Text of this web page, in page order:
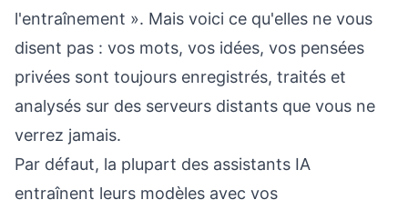
l'entraînement ». Mais voici ce qu'elles ne vous
disent pas : vos mots, vos idées, vos pensées
privées sont toujours enregistrés, traités et
analysés sur des serveurs distants que vous ne
verrez jamais.
Par défaut, la plupart des assistants IA
entraînent leurs modèles avec vos